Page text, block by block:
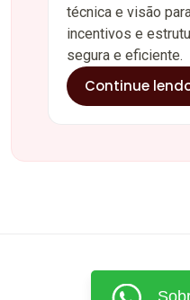
técnica e visão
incentivos e
segura e eficiente.
Continue